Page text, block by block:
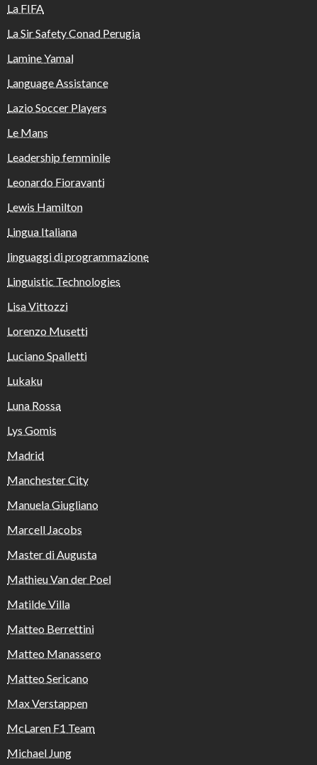
La FIFA
La Sir Safety Conad Perugia
Lamine Yamal
Language Assistance
Lazio Soccer Players
Le Mans
Leadership femminile
Leonardo Fioravanti
Lewis Hamilton
Lingua Italiana
linguaggi di programmazione
Linguistic Technologies
Lisa Vittozzi
Lorenzo Musetti
Luciano Spalletti
Lukaku
Luna Rossa
Lys Gomis
Madrid
Manchester City
Manuela Giugliano
Marcell Jacobs
Master di Augusta
Mathieu Van der Poel
Matilde Villa
Matteo Berrettini
Matteo Manassero
Matteo Sericano
Max Verstappen
McLaren F1 Team
Michael Jung